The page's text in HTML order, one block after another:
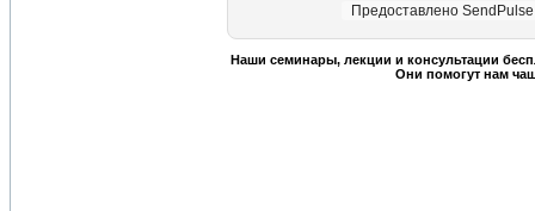
Предоставлено SendPulse
Наши семинары, лекции и консультации
Они помогут нам